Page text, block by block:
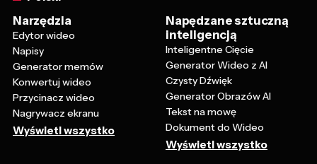
Narzędzia
Edytor wideo
Napisy
Generator memów
Konwertuj wideo
Przycinacz wideo
Nagrywacz ekranu
Wyświetl wszystko
Napędzane sztuczną
inteligencją
Inteligentne Cięcie
Generator Wideo z AI
Czysty Dźwięk
Generator Obrazów AI
Tekst na mowę
Dokument do Wideo
Wyświetl wszystko